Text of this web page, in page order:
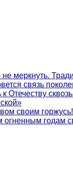
меркнуть.
связь
Отечеству
своим
годам